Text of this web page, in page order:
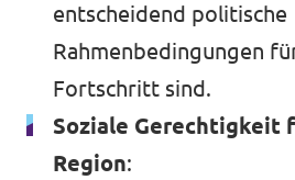
entscheidend politische
Rahmenbedingungen
Fortschritt sind.
Soziale Gerechtigkeit
Region: